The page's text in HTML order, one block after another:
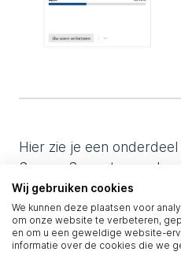
Hier zie je een
Secure Score terug, de
Score. Hoe lager deze is
Bij “Geïnstalleerde
overzicht krijgen van de
Wij gebruiken cookies
We kunnen deze plaatsen voor
om onze website te verbeteren,
en om u een geweldige website-
informatie over de cookies die we